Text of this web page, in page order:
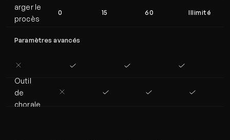
arger le
procès
0 15 60 Illimité
Paramètres avancés
Outil
de
chorale